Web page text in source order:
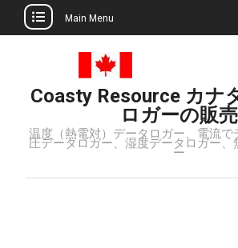
Main Menu
Coasty Resource カナ
ロガーの販売
温度（熱電対）データロガー、電流で
圧データロガー、湿度データロガー、
ー